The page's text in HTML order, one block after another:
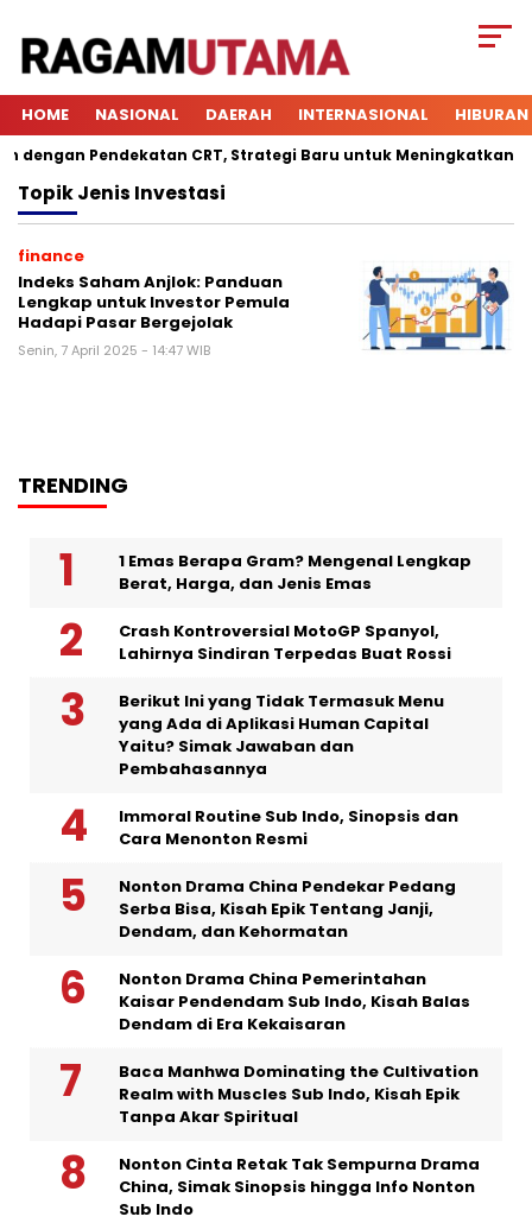
HOME NASIONAL DAERAH INTERNASIONAL HIBURAN
Pendekatan CRT, Strategi Baru untuk Meningkatkan
TopikJenis Investasi
finance
Indeks Saham Anjlok: Panduan
Lengkap untuk Investor Pemula
Hadapi Pasar Bergejolak
Senin, 7 April 2025 - 14:47 WIB
TRENDING
1 Emas Berapa Gram? Mengenal Lengkap
Berat, Harga, dan Jenis Emas
Crash Kontroversial MotoGP Spanyol,
Lahirnya Sindiran Terpedas Buat Rossi
Berikut Ini yang Tidak Termasuk Menu
yang Ada di Aplikasi Human Capital
Yaitu? Simak Jawaban dan
Pembahasannya
Immoral Routine Sub Indo, Sinopsis dan
Cara Menonton Resmi
Nonton Drama China Pendekar Pedang
Serba Bisa, Kisah Epik Tentang Janji,
Dendam, dan Kehormatan
Nonton Drama China Pemerintahan
Kaisar Pendendam Sub Indo, Kisah Balas
Dendam di Era Kekaisaran
Baca Manhwa Dominating the Cultivation
Realm with Muscles Sub Indo, Kisah Epik
Tanpa Akar Spiritual
Nonton Cinta Retak Tak Sempurna Drama
China, Simak Sinopsis hingga Info Nonton
Sub Indo